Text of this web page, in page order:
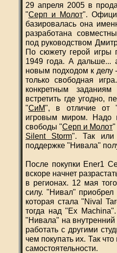
29 апреля 2005 в
"Серп и Молот".
базировалась она
разработана
под руководством
По сюжету герой игры
1949 года. А дальше...
новым подходом к делу
только свободная
конкретным
встретить где угодно,
"СиМ", в отличие от
игровым миром. Надо
свободы "Серп и Молот"
Silent Storm". Так или
поддержке "Нивала"
После покупки Ener1
вскоре начнет
в регионах. 12 мая
силу. "Нивал" приобрел
которая стала "Nival
тогда над "Ex
"Нивала" на
работать с другими
чем покупать их. Так
самостоятельности.